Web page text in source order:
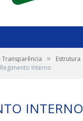
Transparência »
Estrutura
Regimento Interno
INTERNO